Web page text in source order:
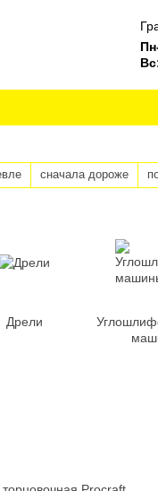
сначала дороже
Дрели